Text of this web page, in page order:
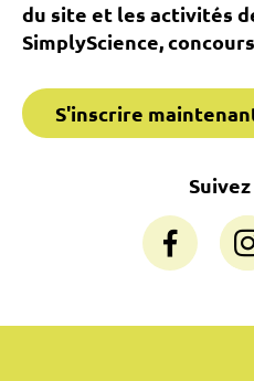
du site et les activités
SimplyScience,
S'inscrire